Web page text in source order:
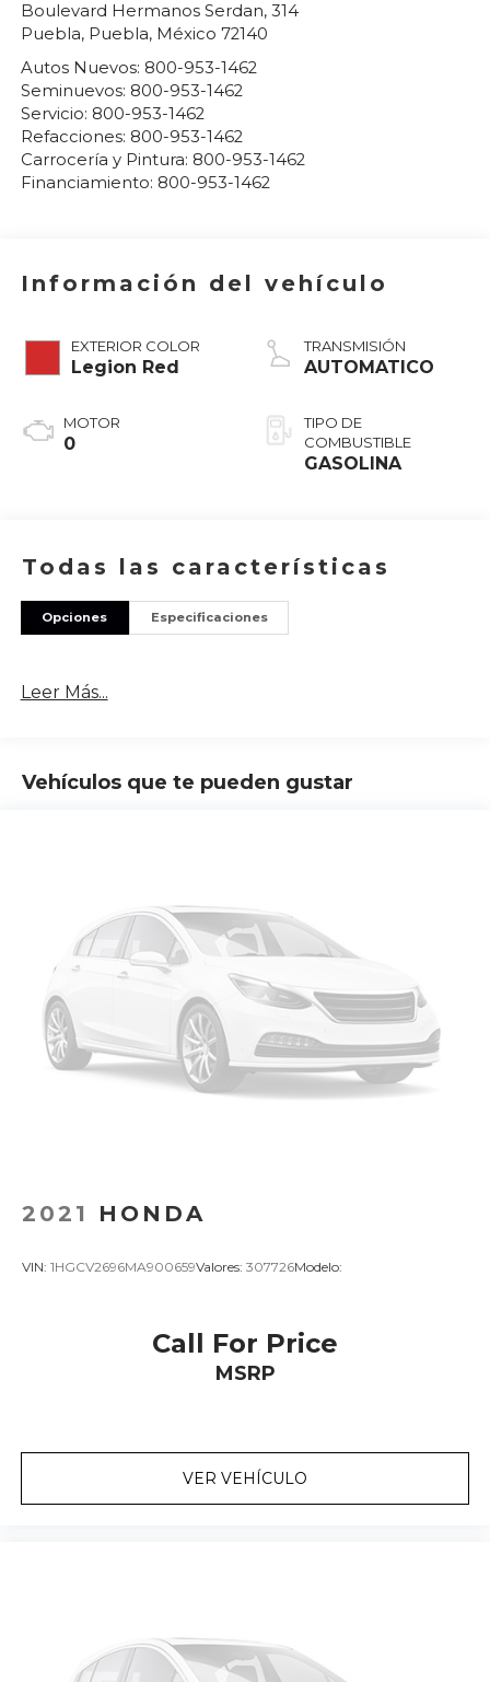
Boulevard Hermanos Serdan, 314
Puebla, Puebla, México 72140
Autos Nuevos: 800-953-1462
Seminuevos: 800-953-1462
Servicio: 800-953-1462
Refacciones: 800-953-1462
Carrocería y Pintura: 800-953-1462
Financiamiento: 800-953-1462
Información del vehículo
EXTERIOR COLOR
Legion Red
MOTOR
0
TRANSMISIÓN
AUTOMATICO
TIPO DE
COMBUSTIBLE
GASOLINA
Todas las características
Opciones Especificaciones
Leer Más...
Vehículos que te pueden gustar
2021 HONDA
VIN: 1HGCV2696MA900659Valores: 307726Modelo:
Call For Price
MSRP
VER VEHÍCULO